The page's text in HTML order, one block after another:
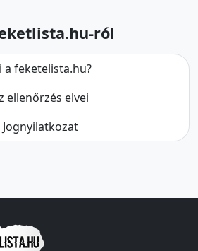
ról
a feketelista.hu?
ellenőrzés elvei
Jognyilatkozat